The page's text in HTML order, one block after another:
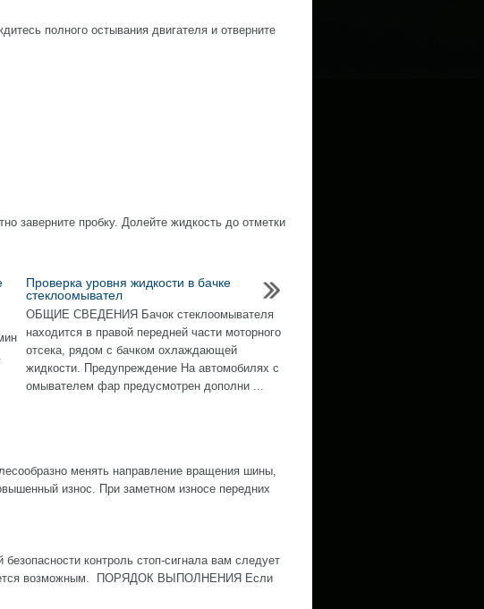
полного остывания двигателя и отверните
заверните пробку. Долейте жидкость до отметки
Проверка уровня жидкости в бачке
стеклоомывател
ОБЩИЕ СВЕДЕНИЯ Бачок стеклоомывателя
находится в правой передней части моторного
отсека, рядом с бачком охлаждающей
жидкости. Предупреждение На автомобилях с
омывателем фар предусмотрен дополни ...
менять направление вращения шины,
износ. При заметном износе передних
контроль стоп-сигнала вам следует
возможным. ПОРЯДОК ВЫПОЛНЕНИЯ Если